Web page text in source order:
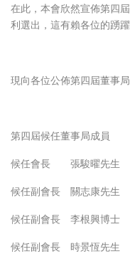
在此，本會欣然宣佈第四
利選出，這有賴各位的踴
現向各位公佈第四屆董事
第四屆候任董事局成員
候任會長 張駿曜先生
候任副會長 關志康先生
候任副會長 李根興博士
候任副會長 時景恆先生